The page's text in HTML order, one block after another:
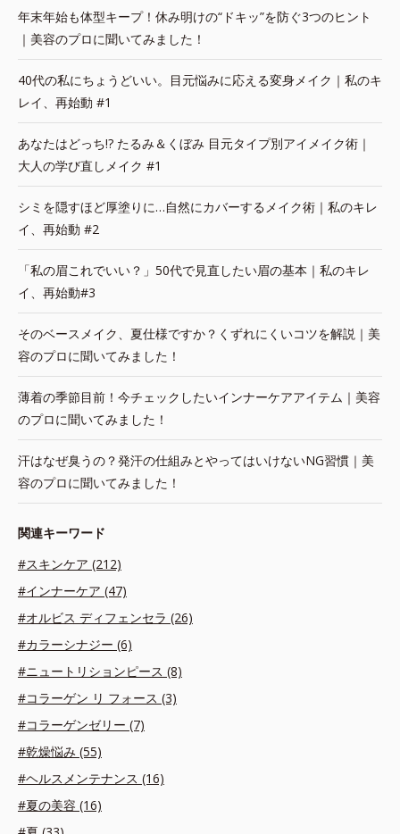
年末年始も体型キープ！休み明けの“ドキッ”を防ぐ3つのヒント
｜美容のプロに聞いてみました！
40代の私にちょうどいい。目元悩みに応える変身メイク｜私のキ
レイ、再始動 #1
あなたはどっち!? たるみ＆くぼみ 目元タイプ別アイメイク術｜
大人の学び直しメイク #1
シミを隠すほど厚塗りに…自然にカバーするメイク術｜私のキレ
イ、再始動 #2
「私の眉これでいい？」50代で見直したい眉の基本｜私のキレ
イ、再始動#3
そのベースメイク、夏仕様ですか？くずれにくいコツを解説｜美
容のプロに聞いてみました！
薄着の季節目前！今チェックしたいインナーケアアイテム｜美容
のプロに聞いてみました！
汗はなぜ臭うの？発汗の仕組みとやってはいけないNG習慣｜美
容のプロに聞いてみました！
関連キーワード
#スキンケア (212)
#インナーケア (47)
#オルビス ディフェンセラ (26)
#カラーシナジー (6)
#ニュートリションピース (8)
#コラーゲン リ フォース (3)
#コラーゲンゼリー (7)
#乾燥悩み (55)
#ヘルスメンテナンス (16)
#夏の美容 (16)